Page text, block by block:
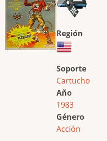
Región
Soporte
Cartucho
Año
1983
Género
Acción